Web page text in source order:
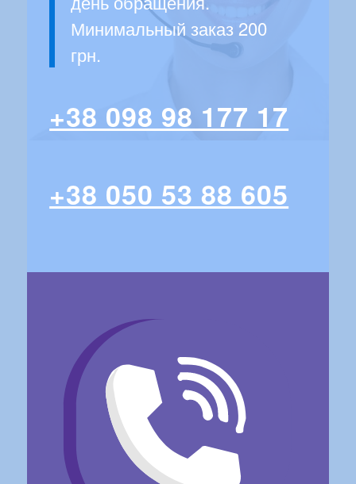
Минимальный заказ 200
грн.
+38 098 98 177 17
+38 050 53 88 605